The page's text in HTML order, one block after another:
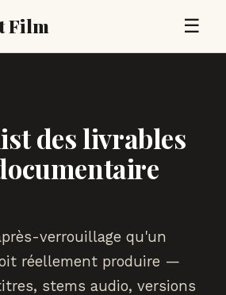
Film ☰
des livrables
verrouillage qu'un
réellement produire —
stems audio, versions